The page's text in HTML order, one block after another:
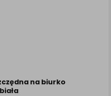
na biurko